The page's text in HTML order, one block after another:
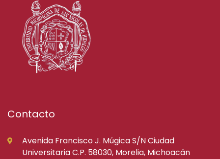
Contacto
Avenida Francisco J. Múgica S/N Ciudad
Universitaria C.P. 58030, Morelia, Michoacán